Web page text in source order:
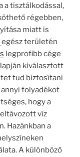
a tisztálkodással,
régebben,
miatt is
egész területén
legprofibb cége
kiválasztott
tud biztosítani
annyi folyadékot
hogy a
víz
Hazánkban a
A különböző